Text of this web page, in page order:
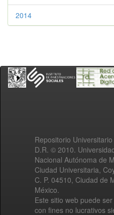
2014
Repositorio
D.R. © 2010.
Nacional Autónoma de
Ciudad Universitaria,
C. P. 04510, Ciudad de
México.
Este sitio web puede
con fines no lucrativos